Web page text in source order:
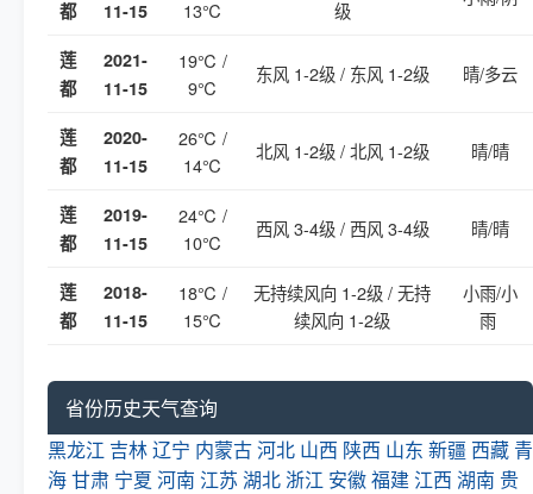
都
11-15
13℃
级
莲
都
2021-
11-15
19℃ /
9℃
东风 1-2级 / 东风 1-2级 晴/多云
莲
都
2020-
11-15
26℃ /
14℃
北风 1-2级 / 北风 1-2级 晴/晴
莲
都
2019-
11-15
24℃ /
10℃
西风 3-4级 / 西风 3-4级 晴/晴
莲
都
2018-
11-15
18℃ /
15℃
无持续风向 1-2级 / 无持
续风向 1-2级
小雨/小
雨
省份历史天气查询
黑龙江 吉林辽宁 内蒙古河北 山西 陕西 山东 新疆 西藏 青
海甘肃 宁夏 河南 江苏 湖北 浙江 安徽福建 江西 湖南 贵